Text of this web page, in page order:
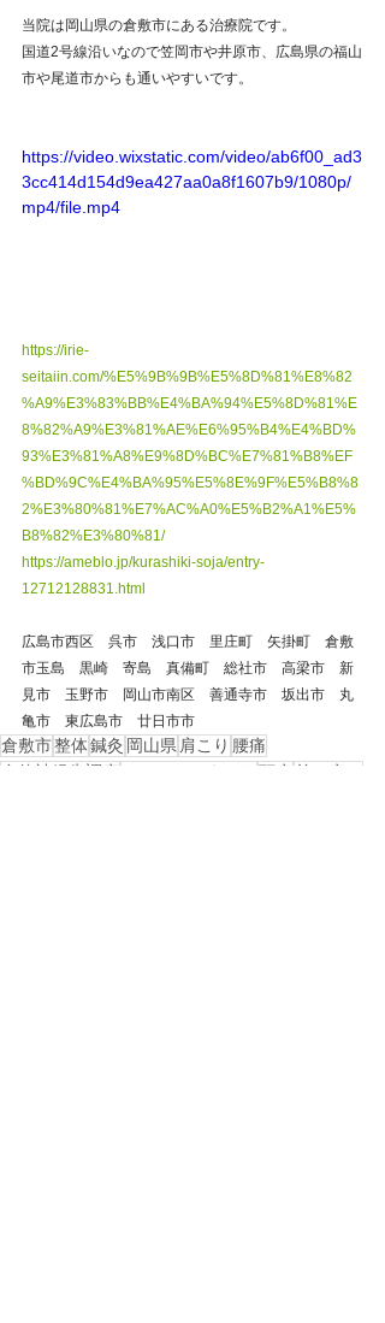
当院は岡山県の倉敷市にある治療院です。
国道2号線沿いなので笠岡市や井原市、広島県の福山
市や尾道市からも通いやすいです。
https://video.wixstatic.com/video/ab6f00_ad3
3cc414d154d9ea427aa0a8f1607b9/1080p/
mp4/file.mp4
https://irie-
seitaiin.com/%E5%9B%9B%E5%8D%81%E8%82
%A9%E3%83%BB%E4%BA%94%E5%8D%81%E
8%82%A9%E3%81%AE%E6%95%B4%E4%BD%
93%E3%81%A8%E9%8D%BC%E7%81%B8%EF
%BD%9C%E4%BA%95%E5%8E%9F%E5%B8%8
2%E3%80%81%E7%AC%A0%E5%B2%A1%E5%
B8%82%E3%80%81/
https://ameblo.jp/kurashiki-soja/entry-
12712128831.html
広島市西区　呉市　浅口市　里庄町　矢掛町　倉敷
市玉島　黒崎　寄島　真備町　総社市　高梁市　新
見市　玉野市　岡山市南区　善通寺市　坂出市　丸
亀市　東広島市　廿日市市
倉敷市整体鍼灸 岡山県 肩こり 腰痛
自律神経失調症
ストレートネック 頭痛
首の痛み